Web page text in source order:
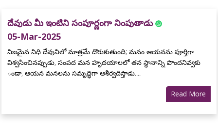
దేవుడు మీ ఇంటిని సంపూర్ణంగా నింపుతాడు
05-Mar-2025
నిజమైన నిధి దేవునిలో మాత్రమే దొరుకుతుంది; మనం ఆయనను పూర్తిగా
విశ్వసించినప్పుడు, సంపద మన హృదయాలలో తన స్థానాన్ని పొందనివ్వకు
ండా, ఆయన మనలను సమృద్ధిగా ఆశీర్వదిస్తాడు....
Read More